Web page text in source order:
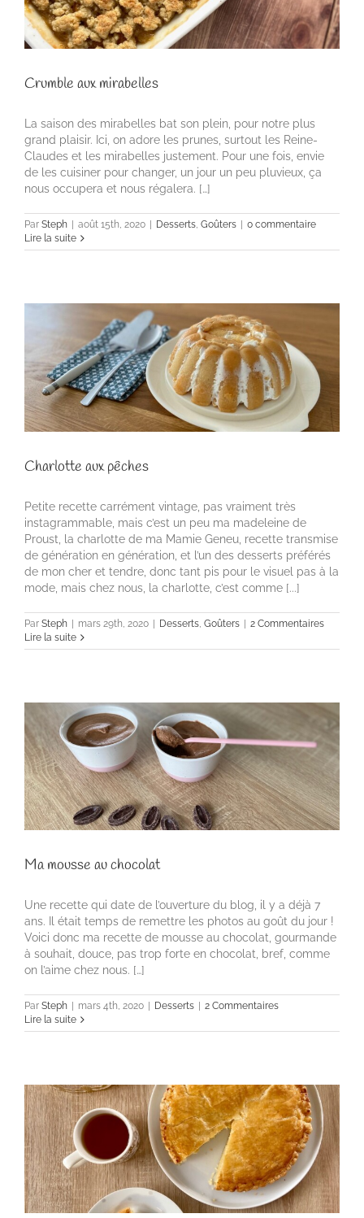
Crumble aux mirabelles
La saison des mirabelles bat son plein, pour notre plus
grand plaisir. Ici, on adore les prunes, surtout les Reine-
Claudes et les mirabelles justement. Pour une fois, envie
de les cuisiner pour changer, un jour un peu pluvieux, ça
nous occupera et nous régalera. […]
Par Steph | août 15th, 2020 | Desserts Goûters | 0 commentaire
Lire la suite
Charlotte aux pêches
Petite recette carrément vintage, pas vraiment très
instagrammable, mais c’est un peu ma madeleine de
Proust, la charlotte de ma Mamie Geneu, recette transmise
de génération en génération, et l’un des desserts préférés
de mon cher et tendre, donc tant pis pour le visuel pas à la
mode, mais chez nous, la charlotte, c’est comme [...]
Par Steph | mars 29th, 2020 | Desserts Goûters | 2 Commentaires
Lire la suite
Ma mousse au chocolat
Une recette qui date de l’ouverture du blog, il y a déjà 7
ans. Il était temps de remettre les photos au goût du jour !
Voici donc ma recette de mousse au chocolat, gourmande
à souhait, douce, pas trop forte en chocolat, bref, comme
on l’aime chez nous. […]
Par Steph mars 4th, 2020 Desserts
2 Commentaires
Lire la suite